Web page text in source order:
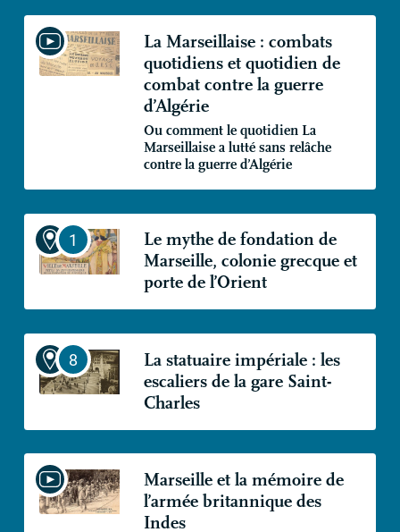
La Marseillaise : combats
quotidiens et quotidien de
combat contre la guerre
d’Algérie
Ou comment le quotidien La
Marseillaise a lutté sans relâche
contre la guerre d’Algérie
Le mythe de fondation de
Marseille, colonie grecque et
porte de l’Orient
La statuaire impériale : les
escaliers de la gare Saint-
Charles
Marseille et la mémoire de
l’armée britannique des
Indes